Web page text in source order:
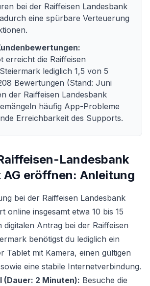
bei der Raiffeisen Landesbank
eine spürbare Verteuerung
erreicht die Raiffeisen
lediglich 1,5 von 5
Bewertungen (Stand: Juni
der Raiffeisen Landesbank
häufig App-Probleme
Erreichbarkeit des Supports.
Landesbank
AG eröffnen: Anleitung
bei der Raiffeisen Landesbank
online insgesamt etwa 10 bis 15
digitalen Antrag bei der Raiffeisen
benötigst du lediglich ein
Tablet mit Kamera, einen gültigen
eine stabile Internetverbindung.
(Dauer: 2 Minuten): Besuche die